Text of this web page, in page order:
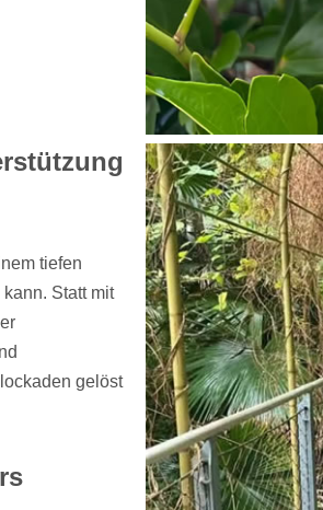
tiefen
Statt mit
gelöst